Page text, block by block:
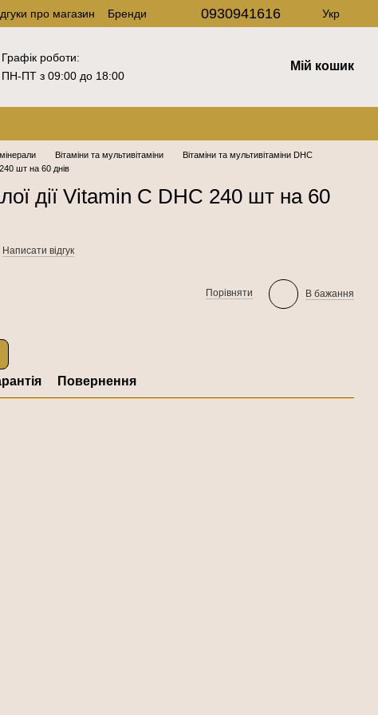
про магазин Бренди 0930941616 Укр
Графік роботи:
ПН-ПТ з 09:00 до 18:00
Мій кошик
Вітаміни та мультивітаміни
Вітаміни та мультивітаміни DHC
шт на 60 днів
дії Vitamin C DHC 240 шт на 60
Написати відгук
Порівняти В бажання
Повернення